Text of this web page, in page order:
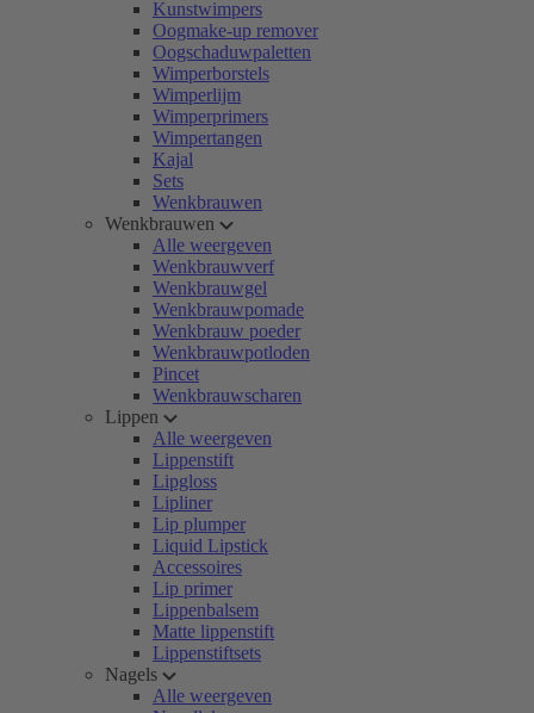
Kunstwimpers
Oogmake-up remover
Oogschaduwpaletten
Wimperborstels
Wimperlijm
Wimperprimers
Wimpertangen
Kajal
Sets
Wenkbrauwen
Wenkbrauwen
Alle weergeven
Wenkbrauwverf
Wenkbrauwgel
Wenkbrauwpomade
Wenkbrauw poeder
Wenkbrauwpotloden
Pincet
Wenkbrauwscharen
Lippen
Alle weergeven
Lippenstift
Lipgloss
Lipliner
Lip plumper
Liquid Lipstick
Accessoires
Lip primer
Lippenbalsem
Matte lippenstift
Lippenstiftsets
Nagels
Alle weergeven